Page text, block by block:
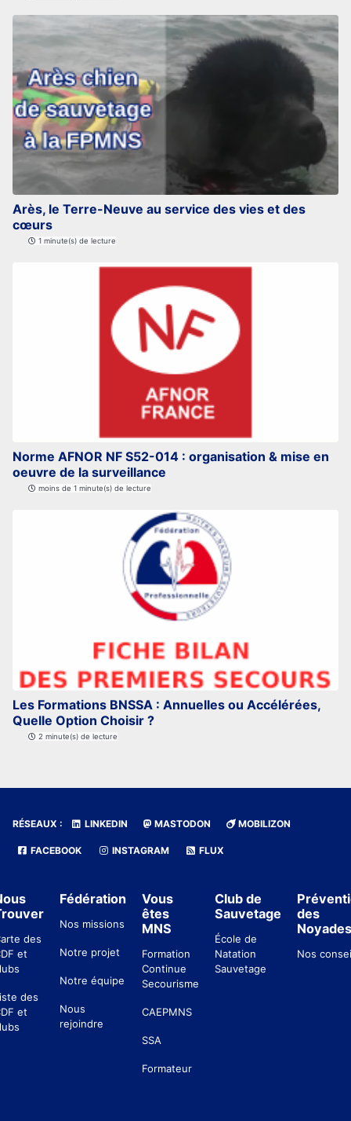
Arès, le Terre-Neuve au service des vies et des
cœurs
1 minute(s) de lecture
Norme AFNOR NF S52-014 : organisation & mise en
oeuvre de la surveillance
moins de 1 minute(s) de lecture
Les Formations BNSSA : Annuelles ou Accélérées,
Quelle Option Choisir ?
2 minute(s) de lecture
RÉSEAUX : LINKEDIN MASTODON MOBILIZON
FACEBOOK INSTAGRAM FLUX
des
et
des
et
Fédération
Nos missions
Notre projet
Notre équipe
Nous
rejoindre
Vous
êtes
MNS
Formation
Continue
Secourisme
CAEPMNS
SSA
Formateur
Club de
Sauvetage
École de
Natation
Sauvetage
des
Noyades
Nos